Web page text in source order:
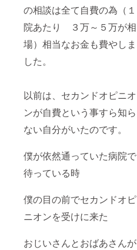
の相談は全て自費の為（１
院あたり ３万～５万が相
場）相当なお金も費やしま
した。
以前は、セカンドオピニオ
ンが自費という事すら知ら
ない自分がいたのです。
僕が依然通っていた病院で
待っている時
僕の目の前でセカンドオピ
ニオンを受けに来た
おじいさんとおばあさんが